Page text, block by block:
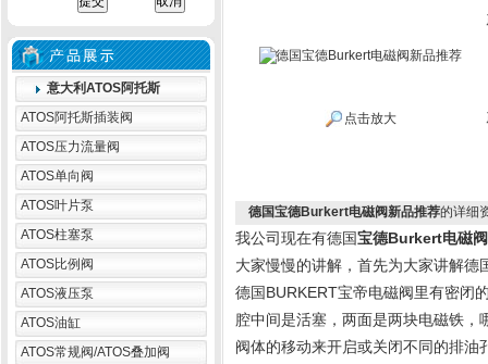
意大利ATOS阿托斯
ATOS阿托斯插装阀
ATOS压力流量阀
ATOS单向阀
ATOS叶片泵
ATOS柱塞泵
ATOS比例阀
ATOS液压泵
ATOS油缸
ATOS常规阀/ATOS叠加阀
点击放大
德国宝德Burkert电磁阀新品推荐的详细
我公司现在有德国宝德Burkert电磁阀
大家慢慢的讲解，首先为大家讲解德
德国BURKERT宝帝电磁阀里有密闭
腔中间是活塞，两面是两块电磁铁
阀体的移动来开启或关闭不同的排